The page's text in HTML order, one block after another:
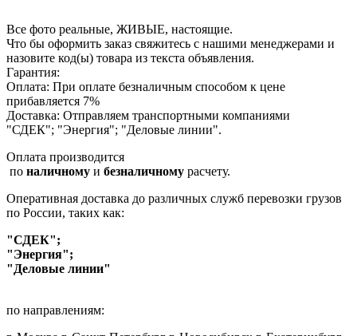
Все фото реальные, ЖИВЫЕ, настоящие.
Что бы оформить заказ свяжитесь с нашими менеджерами и
назовите код(ы) товара из текста объявления.
Гарантия:
Оплата: При оплате безналичным способом к цене
прибавляется 7%
Доставка: Отправляем транспортными компаниями
"СДЕК"; "Энергия"; "Деловые линии".
Оплата производится
по наличному и безналичному расчету.
Оперативная доставка до различных служб перевозки грузов
по России, таких как:
"СДЕК";
"Энергия";
"Деловые линии"
по направлениям: